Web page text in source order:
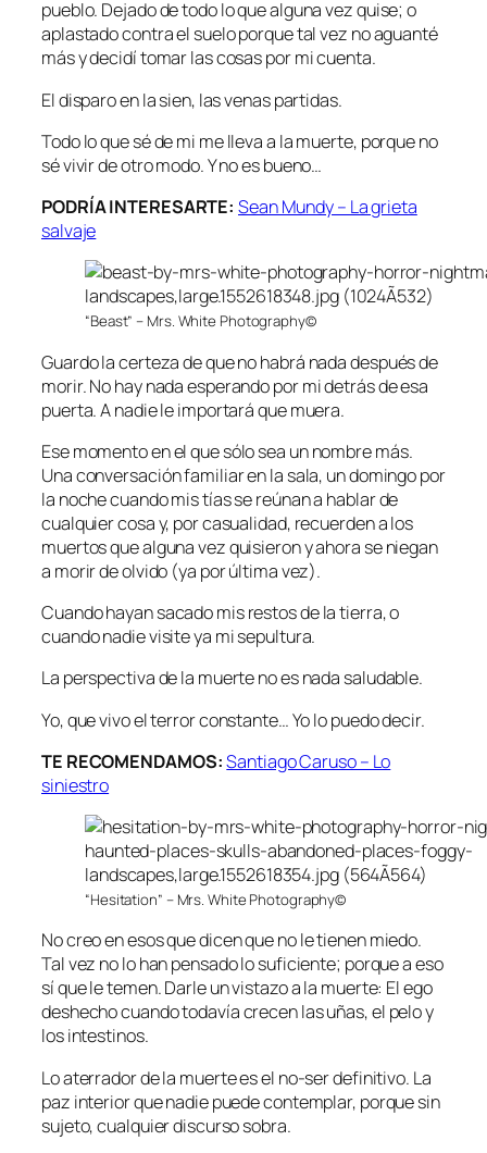
pueblo. Dejado de todo lo que alguna vez quise; o
aplastado contra el suelo porque tal vez no aguanté
más y decidí tomar las cosas por mi cuenta.
El disparo en la sien, las venas partidas.
Todo lo que sé de mi me lleva a la muerte, porque no
sé vivir de otro modo. Y no es bueno…
PODRÍA INTERESARTE: Sean Mundy – La grieta
salvaje
“Beast” – Mrs. White Photography©
Guardo la certeza de que no habrá nada después de
morir. No hay nada esperando por mi detrás de esa
puerta. A nadie le importará que muera.
Ese momento en el que sólo sea un nombre más.
Una conversación familiar en la sala, un domingo por
la noche cuando mis tías se reúnan a hablar de
cualquier cosa y, por casualidad, recuerden a los
muertos que alguna vez quisieron y ahora se niegan
a morir de olvido (ya por última vez).
Cuando hayan sacado mis restos de la tierra, o
cuando nadie visite ya mi sepultura.
La perspectiva de la muerte no es nada saludable.
Yo, que vivo el terror constante… Yo lo puedo decir.
TE RECOMENDAMOS:Santiago Caruso – Lo
siniestro
“Hesitation” – Mrs. White Photography©
No creo en esos que dicen que no le tienen miedo.
Tal vez no lo han pensado lo suficiente; porque a eso
sí que le temen. Darle un vistazo a la muerte: El ego
deshecho cuando todavía crecen las uñas, el pelo y
los intestinos.
Lo aterrador de la muerte es el no-ser definitivo. La
paz interior que nadie puede contemplar, porque sin
sujeto, cualquier discurso sobra.